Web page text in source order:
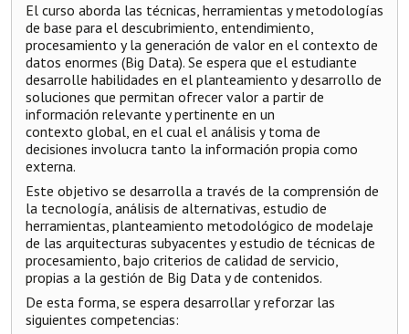
El curso aborda las técnicas, herramientas y metodologías
de base para el descubrimiento, entendimiento,
procesamiento y la generación de valor en el contexto de
datos enormes (Big Data). Se espera que el estudiante
desarrolle habilidades en el planteamiento y desarrollo de
soluciones que permitan ofrecer valor a partir de
información relevante y pertinente en un
contexto global, en el cual el análisis y toma de
decisiones involucra tanto la información propia como
externa.
Este objetivo se desarrolla a través de la comprensión de
la tecnología, análisis de alternativas, estudio de
herramientas, planteamiento metodológico de modelaje
de las arquitecturas subyacentes y estudio de técnicas de
procesamiento, bajo criterios de calidad de servicio,
propias a la gestión de Big Data y de contenidos.
De esta forma, se espera desarrollar y reforzar las
siguientes competencias: